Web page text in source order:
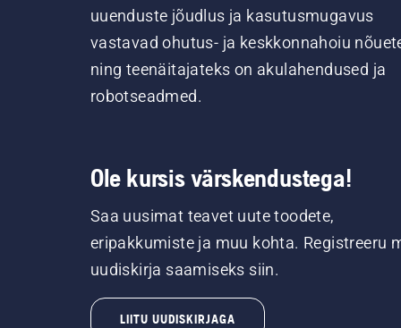
uuenduste jõudlus ja kasutusmugavus
vastavad ohutus- ja keskkonnahoiu
ning teenäitajateks on akulahendused ja
robotseadmed.
Ole kursis värskendustega!
Saa uusimat teavet uute toodete,
eripakkumiste ja muu kohta. Registreeru
uudiskirja saamiseks siin.
LIITU UUDISKIRJAGA